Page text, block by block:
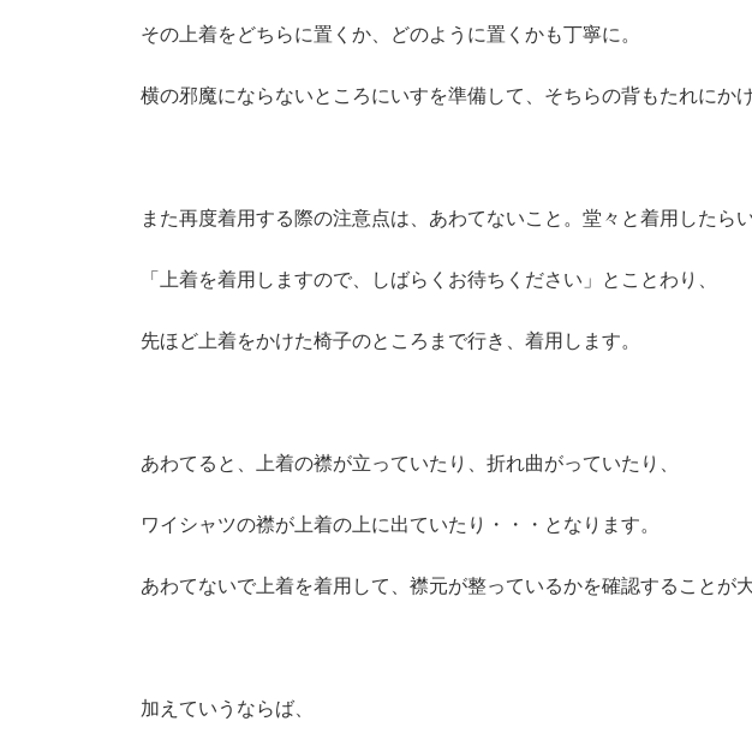
その上着をどちらに置くか、どのように置くかも丁寧に。
横の邪魔にならないところにいすを準備して、そちらの背もたれにか
また再度着用する際の注意点は、あわてないこと。堂々と着用したら
「上着を着用しますので、しばらくお待ちください」とことわり、
先ほど上着をかけた椅子のところまで行き、着用します。
あわてると、上着の襟が立っていたり、折れ曲がっていたり、
ワイシャツの襟が上着の上に出ていたり・・・となります。
あわてないで上着を着用して、襟元が整っているかを確認することが
加えていうならば、